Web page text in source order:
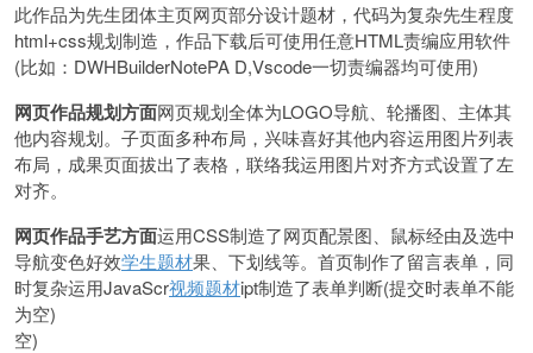
此作品为先生团体主页网页部分设计题材，代码为复杂先生程度
html+css规划制造，作品下载后可使用任意HTML责编应用软件
(比如：DWHBuilderNotePA D,Vscode一切责编器均可使用)
网页作品规划方面网页规划全体为LOGO导航、轮播图、主体其
他内容规划。子页面多种布局，兴味喜好其他内容运用图片列表
布局，成果页面拔出了表格，联络我运用图片对齐方式设置了左
对齐。
网页作品手艺方面运用CSS制造了网页配景图、鼠标经由及选中
导航变色好效学生题材果、下划线等。首页制作了留言表单，同
时复杂运用JavaScr视频题材ipt制造了表单判断(提交时表单不能
为空)
空)